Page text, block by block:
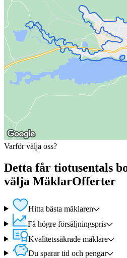
Varför välja oss?
Detta får tiotusentals
välja MäklarOfferter
Hitta bästa mäklaren
Få högre försäljningspris
Kvalitetssäkrade mäklare
Du sparar tid och pengar